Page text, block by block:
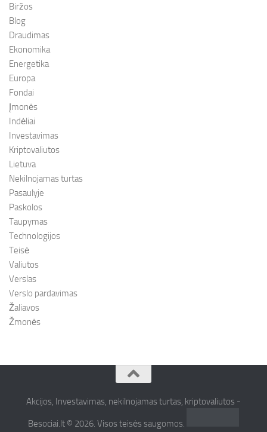
Biržos
Blog
Draudimas
Ekonomika
Energetika
Europa
Fondai
Įmonės
Indėliai
Investavimas
Kriptovaliutos
Lietuva
Nekilnojamas turtas
Pasaulyje
Paskolos
Taupymas
Technologijos
Teisė
Valiutos
Verslas
Verslo pardavimas
Žaliavos
Žmonės
Akcijos, Investavimas, nekilnojamas turtas, kriptovaliutos -
Besociai.lt © 2026. Visos teisės saugomos.